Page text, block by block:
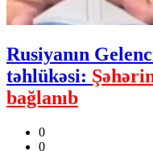
Rusiyanın
təhlükəsi:
bağlanıb
0
0